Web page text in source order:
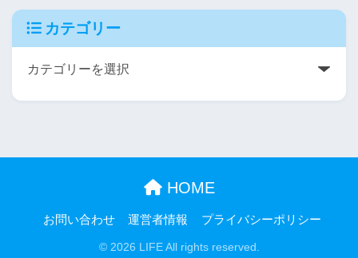
カテゴリー
HOME
お問い合わせ 運営者情報 プライバシーポリシー
© 2026 LIFE All rights reserved.